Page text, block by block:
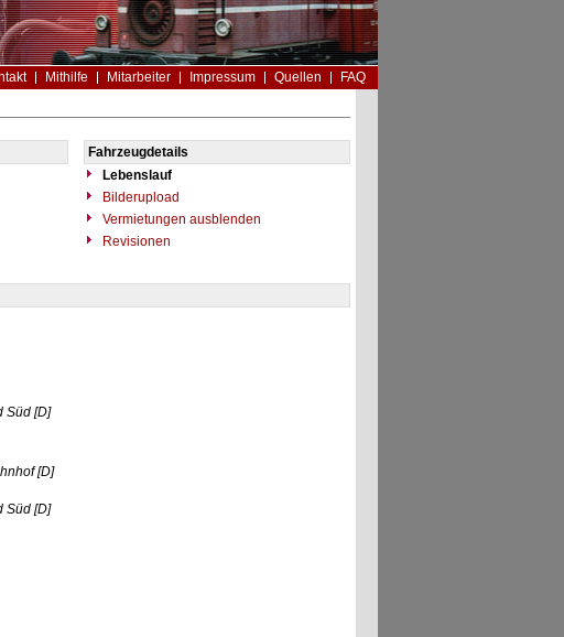
Mithilfe Mitarbeiter Impressum Quellen
FAQ
Fahrzeugdetails
Lebenslauf
Bilderupload
Vermietungen ausblenden
Revisionen
Süd [D]
[D]
Süd [D]